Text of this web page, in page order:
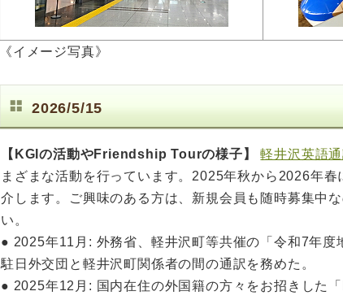
《イメージ写真》
2026/5/15
【KGIの活動やFriendship Tourの様子】 軽井沢英語
まざまな活動を行っています。2025年秋から2026年春
介します。ご興味のある方は、新規会員も随時募集中
い。
● 2025年11月: 外務省、軽井沢町等共催の「令和7年度
駐日外交団と軽井沢町関係者の間の通訳を務めた。
● 2025年12月: 国内在住の外国籍の方々をお招きした